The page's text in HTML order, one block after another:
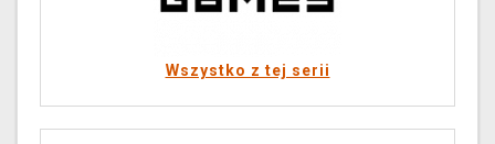
Wszystko z tej serii